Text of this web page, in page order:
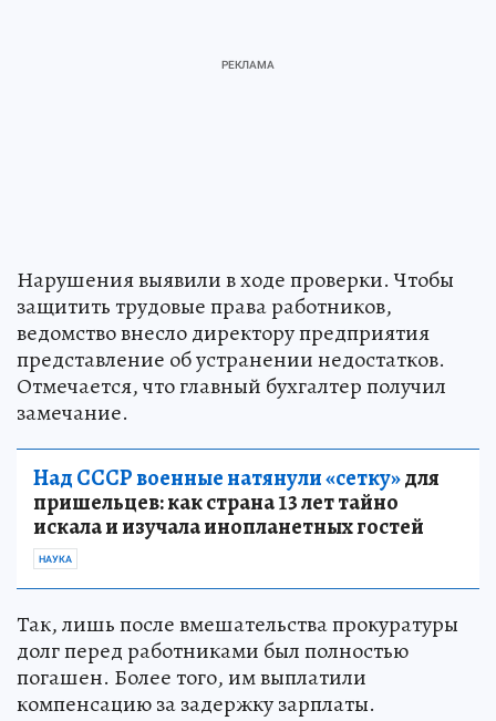
Нарушения выявили в ходе проверки. Чтобы
защитить трудовые права работников,
ведомство внесло директору предприятия
представление об устранении недостатков.
Отмечается, что главный бухгалтер получил
замечание.
Над СССР военные натянули «сетку»для
пришельцев: как страна 13 лет тайно
искала и изучала инопланетных гостей
НАУКА
Так, лишь после вмешательства прокуратуры
долг перед работниками был полностью
погашен. Более того, им выплатили
компенсацию за задержку зарплаты.